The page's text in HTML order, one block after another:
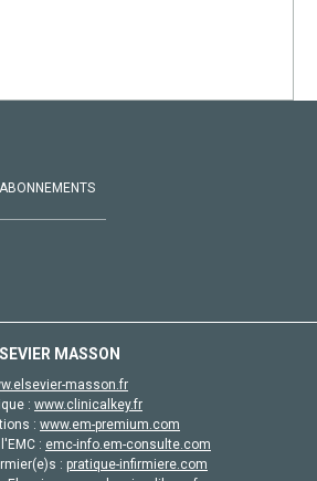
MASSON
masson.fr
: www.clinicalkey.fr
: www.em-premium.com
: emc-info.em-consulte.com
: pratique-infirmiere.com